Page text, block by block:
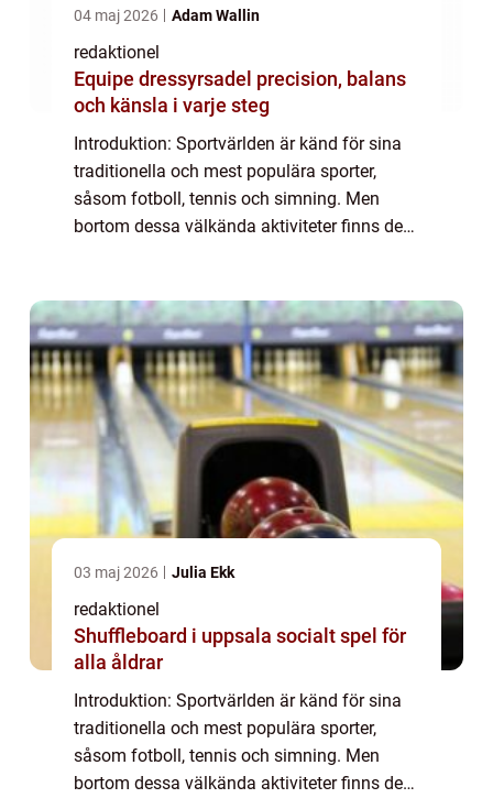
04 maj 2026 Adam Wallin
redaktionel
Equipe dressyrsadel precision, balans
och känsla i varje steg
Introduktion: Sportvärlden är känd för sina
traditionella och mest populära sporter,
såsom fotboll, tennis och simning. Men
bortom dessa välkända aktiviteter finns det
03 maj 2026 Julia Ekk
redaktionel
Shuffleboard i uppsala socialt spel för
alla åldrar
Introduktion: Sportvärlden är känd för sina
traditionella och mest populära sporter,
såsom fotboll, tennis och simning. Men
bortom dessa välkända aktiviteter finns det